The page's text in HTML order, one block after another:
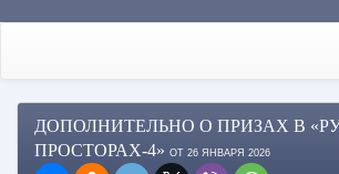
ДОПОЛНИТЕЛЬНО О ПРИЗАХ В
ПРОСТОРАХ-4» ОТ 26 ЯНВАРЯ 2026